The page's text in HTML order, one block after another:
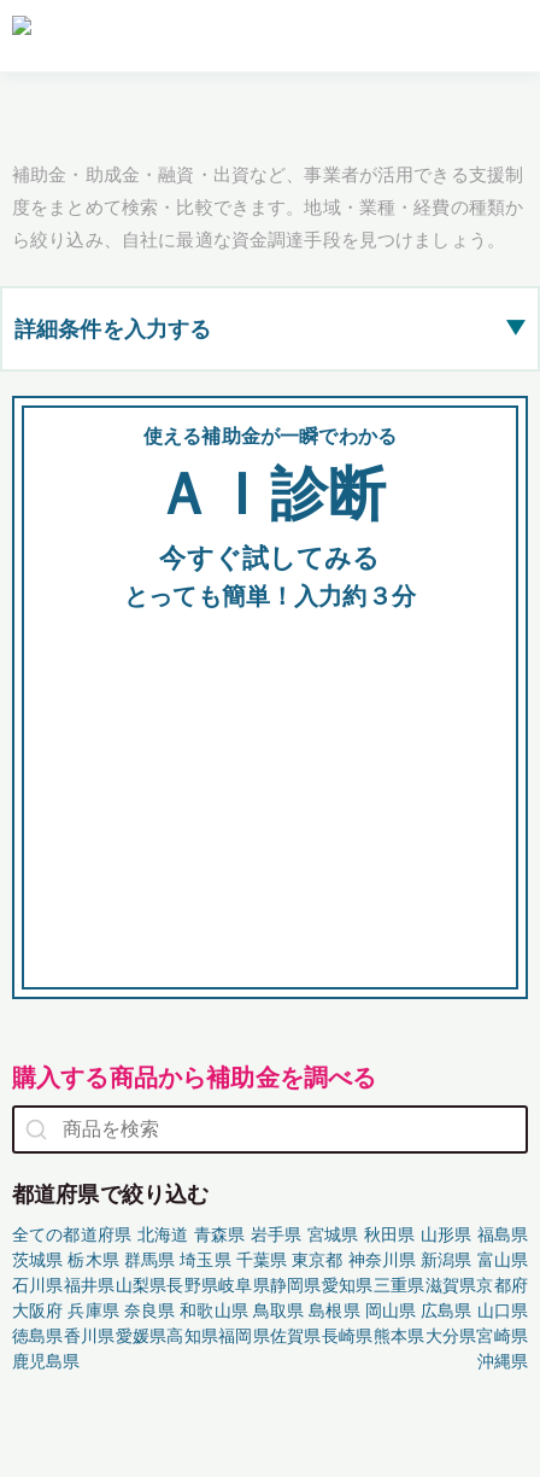
補助金・助成金・融資・出資など、事業者が活用できる支援制
度をまとめて検索・比較できます。地域・業種・経費の種類か
ら絞り込み、自社に最適な資金調達手段を見つけましょう。
詳細条件を入力する ▶
都道府県
全国の検索結果を含めて表示
助成金 融資 出資
使える補助金が一瞬でわかる
ＡＩ診断
今すぐ試してみる
とっても簡単！入力約３分
購入する商品から補助金を調べる
都道府県で絞り込む
全ての都道府県 北海道 青森県 岩手県 宮城県 秋田県 山形県 福島県
茨城県 栃木県 群馬県 埼玉県 千葉県 東京都 神奈川県 新潟県 富山県
石川県福井県山梨県長野県岐阜県静岡県愛知県三重県滋賀県京都府
大阪府 兵庫県 奈良県 和歌山県 鳥取県 島根県 岡山県 広島県 山口県
徳島県香川県愛媛県高知県福岡県佐賀県長崎県熊本県大分県宮崎県
鹿児島県
沖縄県